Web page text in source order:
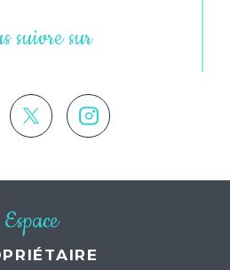
suivre sur
Espace